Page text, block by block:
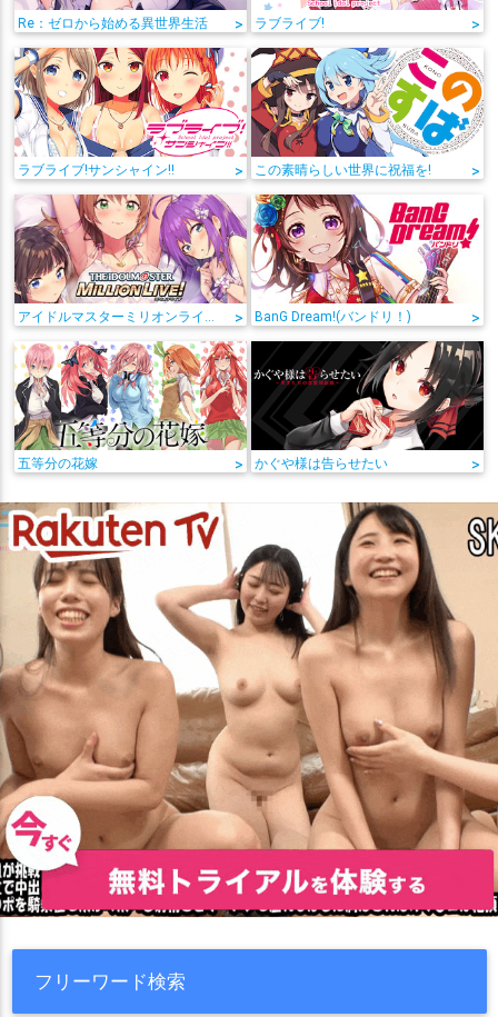
Re：ゼロから始める異世界生活 > ラブライブ! >
ラブライブ!サンシャイン!! > この素晴らしい世界に祝福を! >
アイドルマスターミリオンライブ! > BanG Dream!(バンドリ！) >
五等分の花嫁 > かぐや様は告らせたい >
フリーワード検索